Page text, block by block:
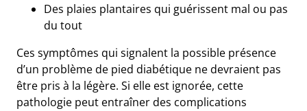
Des plaies plantaires qui guérissent mal ou pas
du tout
Ces symptômes qui signalent la possible présence
d’un problème de pied diabétique ne devraient pas
être pris à la légère. Si elle est ignorée, cette
pathologie peut entraîner des complications